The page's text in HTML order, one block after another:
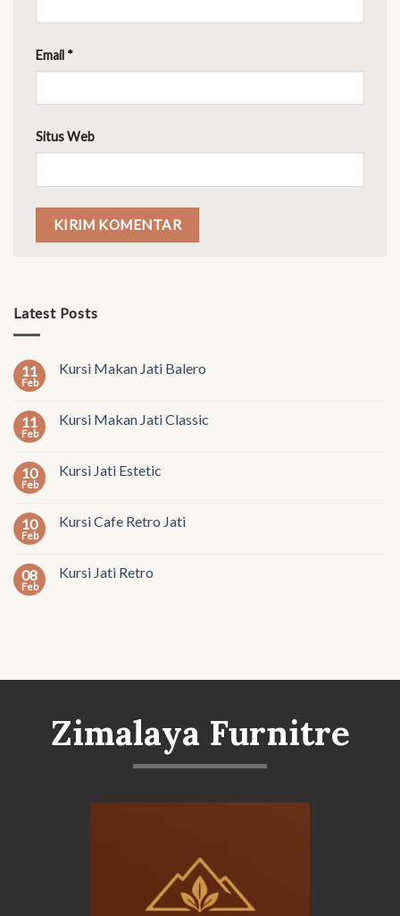
Email *
Situs Web
Latest Posts
11
Feb
Kursi Makan Jati Balero
11
Feb
Kursi Makan Jati Classic
10
Feb
Kursi Jati Estetic
10
Feb
Kursi Cafe Retro Jati
08
Feb
Kursi Jati Retro
Zimalaya Furnitre